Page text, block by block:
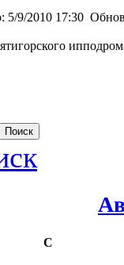
5/9/2010 17:30
С